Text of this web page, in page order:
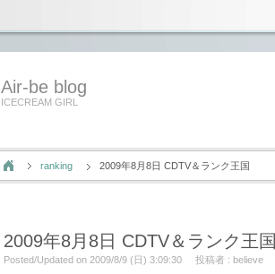
Air-be blog
ICECREAM GIRL
ranking 2009年8月8日 CDTV＆ランク王国
2009年8月8日 CDTV＆ランク王国
Posted/Updated on 2009/8/9 (日) 3:09:30 投稿者 : believe